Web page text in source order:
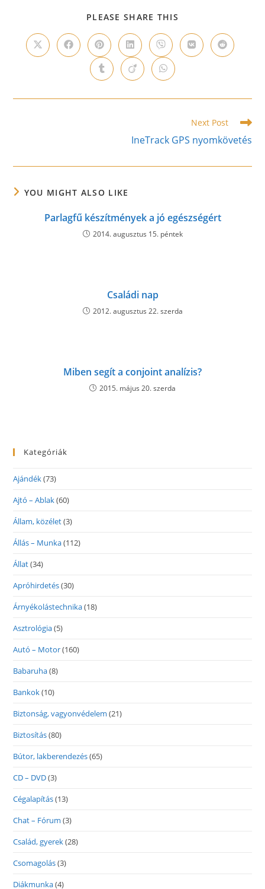
PLEASE SHARE THIS
CONTENT
Opens
in
Opens
in
window
Opens
in
a
new
window
Opens
in
a
new
window
Opens
in
a
new
window
Opens
in
Opens
in
Opens
in
new
Opens
in
new
Opens
in
new
Next Post
IneTrack GPS nyomkövetés
YOU MIGHT ALSO LIKE
Parlagfű készítmények a jó egészségért
2014. augusztus 15. péntek
Családi nap
2012. augusztus 22. szerda
Miben segít a conjoint analízis?
2015. május 20. szerda
Kategóriák
Ajándék(73)
Ajtó – Ablak(60)
Állam, közélet(3)
Állás – Munka(112)
Állat(34)
Apróhirdetés(30)
Árnyékolástechnika(18)
Asztrológia(5)
Autó – Motor(160)
Babaruha(8)
Bankok(10)
Biztonság, vagyonvédelem (21)
Biztosítás(80)
Bútor, lakberendezés(65)
CD – DVD(3)
Cégalapítás(13)
Chat – Fórum (3)
Család, gyerek(28)
Csomagolás(3)
Diákmunka(4)